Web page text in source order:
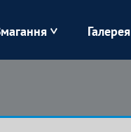
Галерея